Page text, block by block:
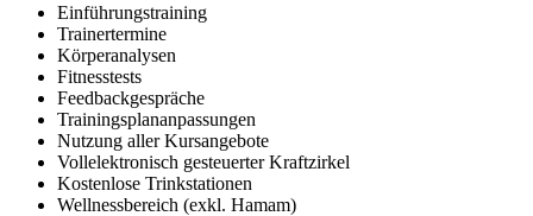
Einführungstraining
Trainertermine
Körperanalysen
Fitnesstests
Feedbackgespräche
Trainingsplananpassungen
Nutzung aller Kursangebote
Vollelektronisch gesteuerter Kraftzirkel
Kostenlose Trinkstationen
Wellnessbereich (exkl. Hamam)